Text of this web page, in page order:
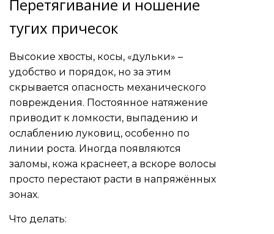
Перетягивание и ношение
тугих причесок
Высокие хвосты, косы, «дульки» –
удобство и порядок, но за этим
скрывается опасность механического
повреждения. Постоянное натяжение
приводит к ломкости, выпадению и
ослаблению луковиц, особенно по
линии роста. Иногда появляются
заломы, кожа краснеет, а вскоре волосы
просто перестают расти в напряжённых
зонах.
Что делать: